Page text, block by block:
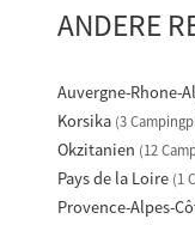
ANDERE
Auvergne-Rhone-
Korsika (3
Okzitanien (12
Pays de la Loire (1
Provence-Alpes-